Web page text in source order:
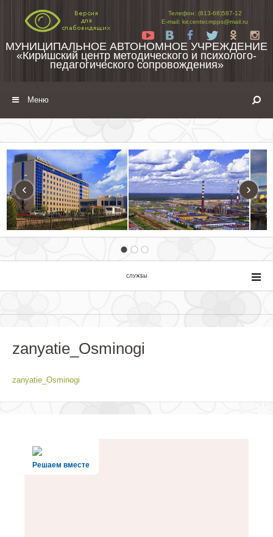
Телефон: (813-68)587-12
E-mail: kir.center.mpps@mail.ru
Yt
Tw
МУНИЦИПАЛЬНОЕ АВТОНОМНОЕ УЧРЕЖДЕНИЕ
«Киришский центр методического и психолого-
педагогического сопровождения»
Меню
‹ ›
СЛУЖБЫ
zanyatie_Osminogi
zanyatie_Osminogi
Решаем вместе